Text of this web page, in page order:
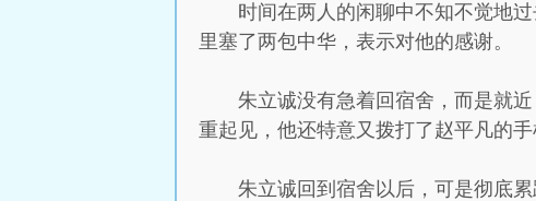
时间在两人的闲聊中不知不觉地
里塞了两包中华，表示对他的感谢。
朱立诚没有急着回宿舍，而是就
重起见，他还特意又拨打了赵平凡的
朱立诚回到宿舍以后，可是彻底